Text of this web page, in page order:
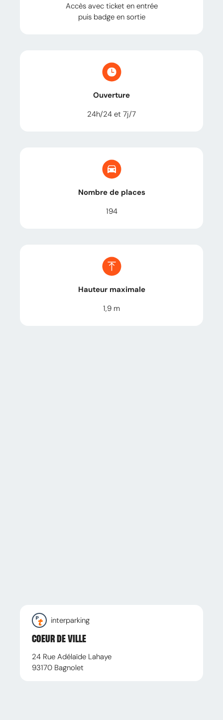
Accès avec ticket en entrée
puis badge en sortie
Ouverture
24h/24 et 7j/7
Nombre de places
194
Hauteur maximale
1,9 m
interparking
COEUR DE VILLE
24 Rue Adélaïde Lahaye
93170 Bagnolet